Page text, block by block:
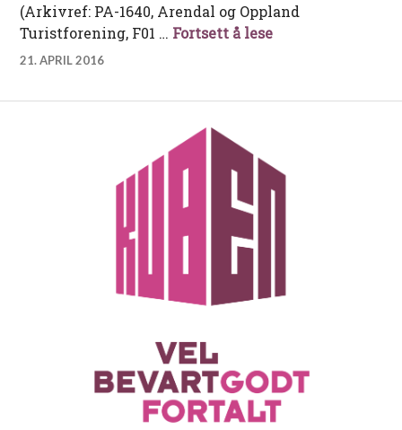
(Arkivref: PA-1640, Arendal og Oppland
Turistforening, F01 … Fortsett å leseUt på tur, aldri sur
21. APRIL 2016